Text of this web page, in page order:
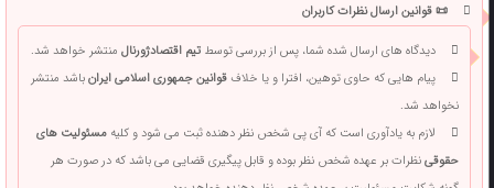
📜 قوانین ارسال نظرات کاربران
دیدگاه های ارسال شده شما، پس از بررسی توسطتیم اقتصادژورنالمنتشر خواهد شد.
پیام هایی که حاوی توهین، افترا و یا خلافقوانین جمهوری اسلامی ایرانباشد منتشر
نخواهد شد.
لازم به یادآوری است که آی پی شخص نظر دهنده ثبت می شود و کلیهمسئولیت های
حقوقینظرات بر عهده شخص نظر بوده و قابل پیگیری قضایی می باشد که در صورت هر